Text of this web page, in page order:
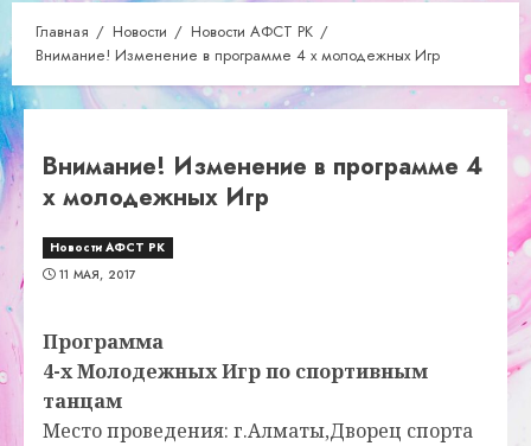
Главная Новости
Новости АФСТ РК
Внимание! Изменение в программе 4 х молодежных Игр
Новости АФСТ РК
Внимание! Изменение в программе 4
х молодежных Игр
11 МАЯ, 2017
Программа
4-х Молодежных Игр по спортивным
танцам
Место проведения: г.Алматы,Дворец спорта